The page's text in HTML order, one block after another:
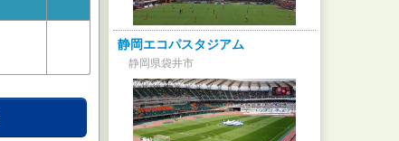
静岡エコパスタジアム
静岡県袋井市